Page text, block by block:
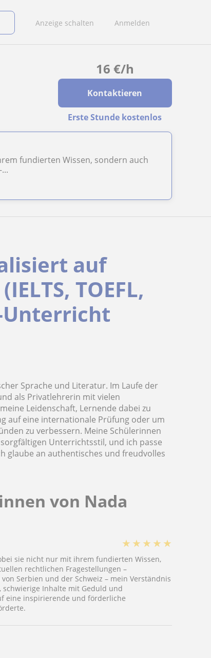
Anzeige schalten Anmelden
16 €/h
Kontaktieren
Erste Stunde kostenlos
fundierten Wissen, sondern auch
auf
TOEFL,
Unterricht
Sprache und Literatur. Im Laufe der
als Privatlehrerin mit vielen
Leidenschaft, Lernende dabei zu
auf eine internationale Prüfung oder um
zu verbessern. Meine Schülerinnen
Unterrichtsstil, und ich passe
glaube an authentisches und freudvolles
von Nada
★ ★ ★ ★ ★
sie nicht nur mit ihrem fundierten Wissen,
rechtlichen Fragestellungen –
Serbien und der Schweiz – mein Verständnis
Inhalte mit Geduld und
eine inspirierende und förderliche